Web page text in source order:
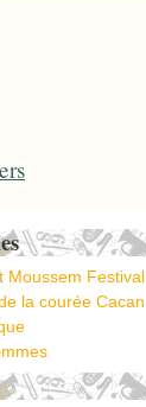
Moussem Festival
la courée Cacan